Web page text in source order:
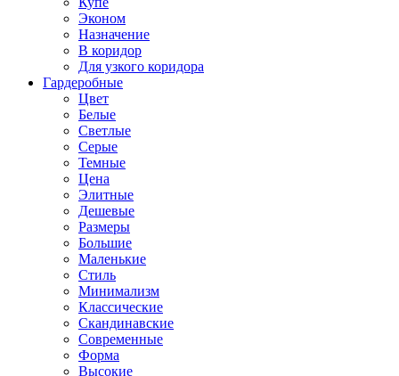
Эконом
Назначение
В коридор
Для узкого коридора
Гардеробные
Цвет
Белые
Светлые
Серые
Темные
Цена
Элитные
Дешевые
Размеры
Большие
Маленькие
Стиль
Минимализм
Классические
Скандинавские
Современные
Форма
Высокие